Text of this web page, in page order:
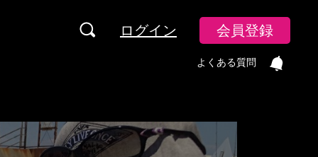
ログイン 会員登録
よくある質問